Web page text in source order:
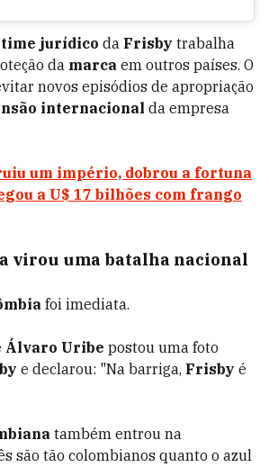
time jurídico da Frisby trabalha
da marca em outros países. O
novos episódios de apropriação
internacional da empresa
um império, dobrou a fortuna
a U$ 17 bilhões com frango
virou uma batalha nacional
foi imediata.
Álvaro Uribe postou uma foto
e declarou: "Na barriga, Frisby é
também entrou na
são tão colombianos quanto o azul